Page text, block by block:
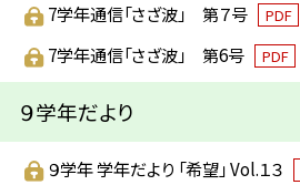
7学年通信「さざ波」 第７号 PDF
7学年通信「さざ波」 第6号
PDF
９学年だより
９学年 学年だより 「希望」 Vol.１３